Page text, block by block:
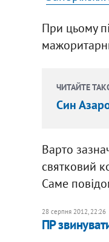
При цьому
ЧИТАЙТЕ
Син
Варто
святковий
Саме
28 серпня 2012, 22:26
ПР